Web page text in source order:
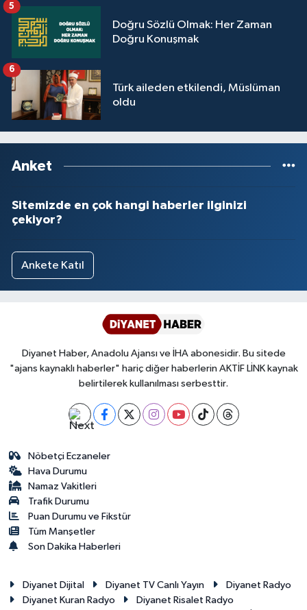
Doğru Sözlü Olmak: Her Zaman
Doğru Konuşmak
5
Türk aileden etkilendi, Müslüman
oldu
6
Anket
Sitemizde en çok hangi haberler ilginizi
çekiyor?
Ankete Katıl
Diyanet Haber, Anadolu Ajansı ve İHA abonesidir. Bu sitede
"ajans kaynaklı haberler" hariç diğer haberlerin AKTİF LİNK kaynak
belirtilerek kullanılması serbesttir.
Nöbetçi Eczaneler
Hava Durumu
Namaz Vakitleri
Trafik Durumu
Puan Durumu ve Fikstür
Tüm Manşetler
Son Dakika Haberleri
Diyanet Dijital Diyanet TV Canlı Yayın
Diyanet Radyo
Diyanet Kuran Radyo
Diyanet Risalet Radyo
Yozgat Müftülüğü
Zonguldak Müftülüğü